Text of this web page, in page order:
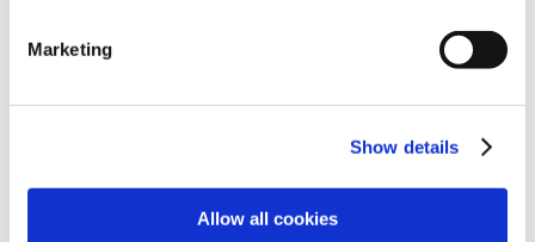
Marketing
Show details
Allow all cookies
在庫：× |85ポイント
モンスターハンター20周年-大狩猟展- アクリルスタンド／